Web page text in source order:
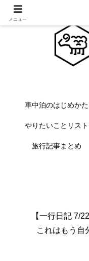
車中泊のはじめかた
やりたいことリスト
旅行記事まとめ
【一行日記 7/
これはもう自
メニュー